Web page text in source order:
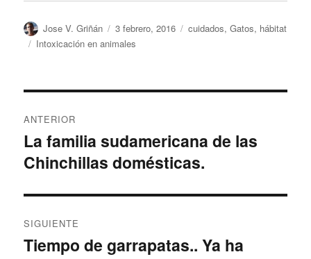
Autor
Jose V. Griñán
Publicado
el
3 febrero, 2016 Categorías
cuidados,Gatos, hábitat
Etiquetas
Intoxicación en animales
de
entradas
ANTERIOR
Entrada
anterior:
La familia sudamericana de las
Chinchillas domésticas.
SIGUIENTE
Entrada
Tiempo de garrapatas.. Ya ha